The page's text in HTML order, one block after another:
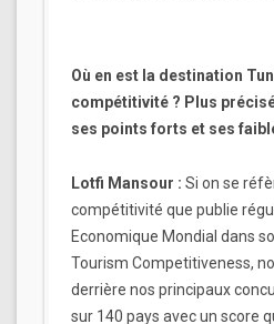
Où en est la destination
compétitivité ? Plus
ses points forts et ses
Lotfi Mansour : Si on se
compétitivité que publie
Economique Mondial dans
Tourism Competitiveness,
derrière nos principaux
sur 140 pays avec un score